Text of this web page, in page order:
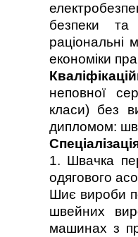
безпеки та
раціональні
економіки
неповної
класи) без
дипломом:
1. Швачка
одягового
Шиє вироби
швейних
машинах з